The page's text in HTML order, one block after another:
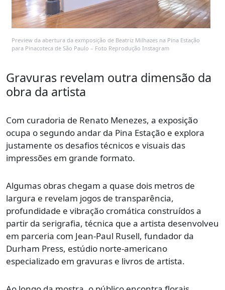
Preview da abertura da exmposição de Beatriz Milhazes na Pina Estação
para Pinacoteca de São Paulo – Foto Reprodução Instagram
Gravuras revelam outra dimensão da
obra da artista
Com curadoria de Renato Menezes, a exposição
ocupa o segundo andar da Pina Estação e explora
justamente os desafios técnicos e visuais das
impressões em grande formato.
Algumas obras chegam a quase dois metros de
largura e revelam jogos de transparência,
profundidade e vibração cromática construídos a
partir da serigrafia, técnica que a artista desenvolveu
em parceria com Jean-Paul Rusell, fundador da
Durham Press, estúdio norte-americano
especializado em gravuras e livros de artista.